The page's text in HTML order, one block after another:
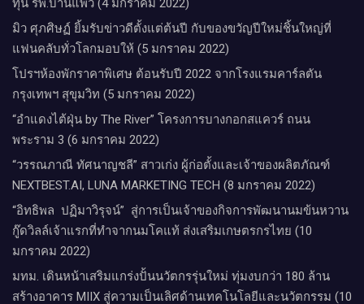
ทุน รพ.บ้านแพ้ว (4 มกราคม 2022)
มิว ศุภศิษฏ์ ยิ้มรับข่าวดีตั้งแต่ต้นปี กับของขวัญปีใหม่ชิ้นใหญ่ที่
แฟนคลับทั่วโลกมอบให้ (5 มกราคม 2022)
โปรฯห้องพักราคาพิเศษ ต้อนรับปี 2022 จากโรงแรมคาร์ลตัน
กรุงเทพฯ สุขุมวิท (5 มกราคม 2022)
“อำแดงไต้ฝุ่น by The River” โครงการบางกอกสแควร์ ถนน
พระราม 3 (6 มกราคม 2022)
“วรรณภาณี ทัศนาญชลี” สาวเก่ง ผู้ก่อตั้งและเจ้าของผลิตภัณฑ์
NEXTBEST.AI, LUNA MARKETING TECH (8 มกราคม 2022)
“อิทธิพล ปฏิมาวิรุจน์” สู่การเป็นเจ้าของกิจการพัฒนานมข้นหวาน
กู๊ดวิลล์​เจ้าแรกที่ทำจากนมโคแท้ ส่งเสริมเกษตรกรไทย (10
มกราคม 2022)
มทม. เดินหน้าเสริมแกร่งปั้นนวัตกรรุ่นใหม่ ทุ่มงบกว่า 180 ล้าน
สร้างอาคาร MIIX สู่ความเป็นเลิศด้านเทคโนโลยีและนวัตกรรม (10